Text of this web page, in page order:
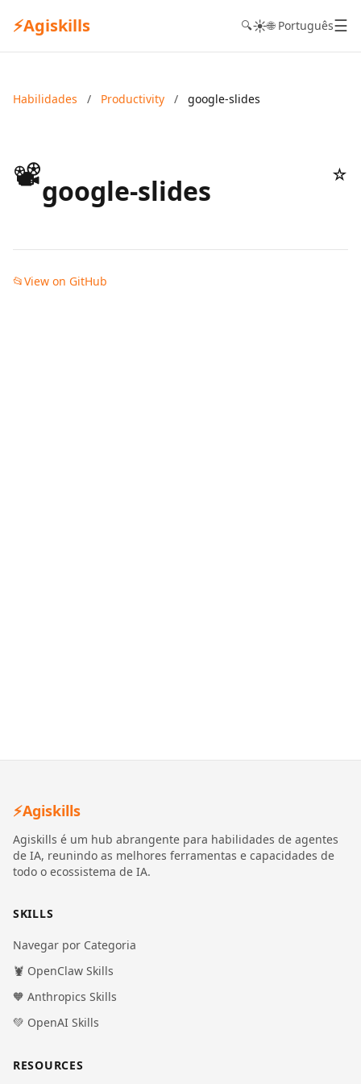
⚡Agiskills 🔍☀️🌐 Português☰
Habilidades / Productivity / google-slides
📽️google-slides ☆
📂View on GitHub
⚡Agiskills
Agiskills é um hub abrangente para habilidades de agentes
de IA, reunindo as melhores ferramentas e capacidades de
todo o ecossistema de IA.
SKILLS
Navegar por Categoria
🦞 OpenClaw Skills
🧡 Anthropics Skills
💚 OpenAI Skills
RESOURCES